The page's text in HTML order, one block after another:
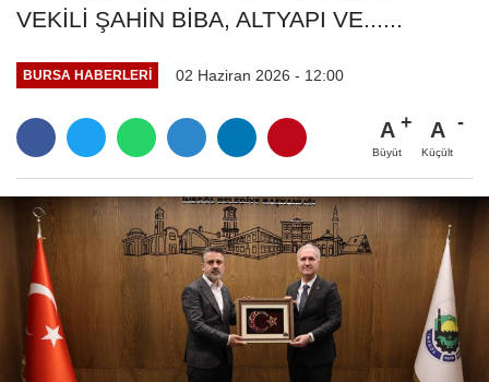
VEKİLİ ŞAHİN BİBA, ALTYAPI VE......
BURSA HABERLERI 02 Haziran 2026 - 12:00
A
Büyüt
A
Küçült